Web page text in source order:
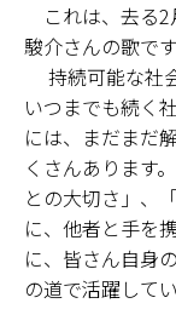
これは、去る2
駿介さんの歌です
持続可能な社
いつまでも続く
には、まだまだ
くさんあります
との大切さ」、
に、他者と手を
に、皆さん自身
の道で活躍して